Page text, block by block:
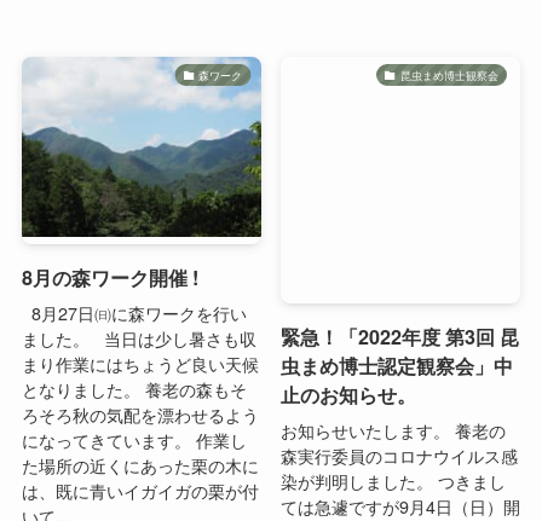
森ワーク
8月の森ワーク開催 !
8月27日㈰に森ワークを行い
ました。 当日は少し暑さも収
まり作業にはちょうど良い天候
となりました。 養老の森もそ
ろそろ秋の気配を漂わせるよう
になってきています。 作業し
た場所の近くにあった栗の木に
は、既に青いイガイガの栗が付
昆虫まめ博士観察会
森実行委員のコロナウイルス感
染が判明しました。 つきまし
ては急遽ですが9月4日（日）開
催の 「2022年度第3回 昆虫ま
め博士認定観察会」は中止とさ
せていただきます。 今回、認
定証の授与式もあり参加を楽し